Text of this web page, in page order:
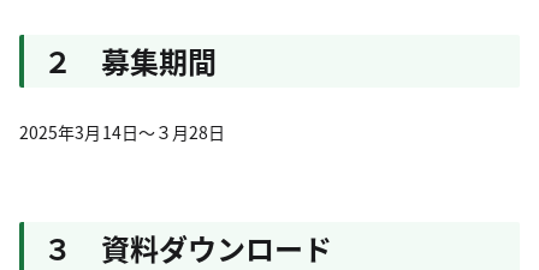
２ 募集期間
2025年3月14日～３月28日
３ 資料ダウンロード